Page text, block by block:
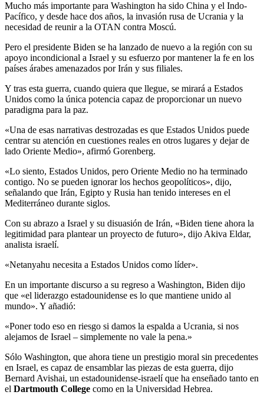
Mucho más importante para Washington ha sido China y el Indo-
Pacífico, y desde hace dos años, la invasión rusa de Ucrania y la
necesidad de reunir a la OTAN contra Moscú.
Pero el presidente Biden se ha lanzado de nuevo a la región con su
apoyo incondicional a Israel y su esfuerzo por mantener la fe en los
países árabes amenazados por Irán y sus filiales.
Y tras esta guerra, cuando quiera que llegue, se mirará a Estados
Unidos como la única potencia capaz de proporcionar un nuevo
paradigma para la paz.
«Una de esas narrativas destrozadas es que Estados Unidos puede
centrar su atención en cuestiones reales en otros lugares y dejar de
lado Oriente Medio», afirmó Gorenberg.
«Lo siento, Estados Unidos, pero Oriente Medio no ha terminado
contigo. No se pueden ignorar los hechos geopolíticos», dijo,
señalando que Irán, Egipto y Rusia han tenido intereses en el
Mediterráneo durante siglos.
Con su abrazo a Israel y su disuasión de Irán, «Biden tiene ahora la
legitimidad para plantear un proyecto de futuro», dijo Akiva Eldar,
analista israelí.
«Netanyahu necesita a Estados Unidos como líder».
En un importante discurso a su regreso a Washington, Biden dijo
que «el liderazgo estadounidense es lo que mantiene unido al
mundo». Y añadió:
«Poner todo eso en riesgo si damos la espalda a Ucrania, si nos
alejamos de Israel – simplemente no vale la pena.»
Sólo Washington, que ahora tiene un prestigio moral sin precedentes
en Israel, es capaz de ensamblar las piezas de esta guerra, dijo
Bernard Avishai, un estadounidense-israelí que ha enseñado tanto en
el Dartmouth College como en la Universidad Hebrea.